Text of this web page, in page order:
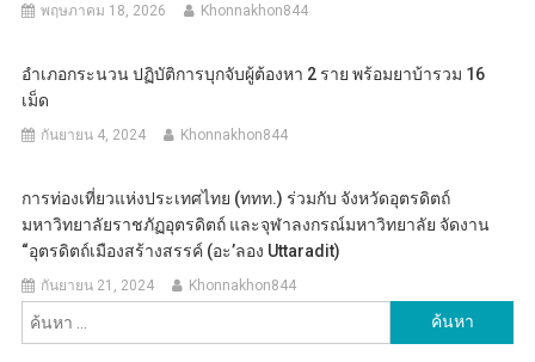
พฤษภาคม 18, 2026 Khonnakhon844
อำเภอกระนวน ปฏิบัติการบุกจับผู้ต้องหา 2 ราย พร้อมยาบ้ารวม 16
เม็ด
กันยายน 4, 2024 Khonnakhon844
การท่องเที่ยวแห่งประเทศไทย (ททท.) ร่วมกับ จังหวัดอุตรดิตถ์
มหาวิทยาลัยราชภัฏอุตรดิตถ์ และจุฬาลงกรณ์มหาวิทยาลัย จัดงาน
“อุตรดิตถ์เมืองสร้างสรรค์ (อะ’ลอง Uttaradit)
กันยายน 21, 2024 Khonnakhon844
สำหรับ: